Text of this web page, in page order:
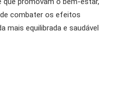
combater os efeitos
mais equilibrada e saudável